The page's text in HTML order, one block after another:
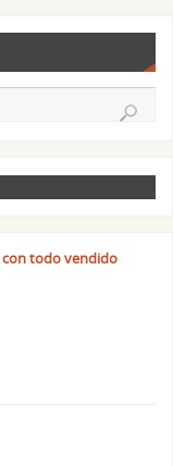
con todo vendido